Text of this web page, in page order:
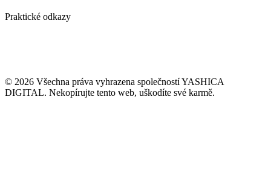
Praktické odkazy
© 2026 Všechna práva vyhrazena společností YASHICA
DIGITAL. Nekopírujte tento web, uškodíte své karmě.